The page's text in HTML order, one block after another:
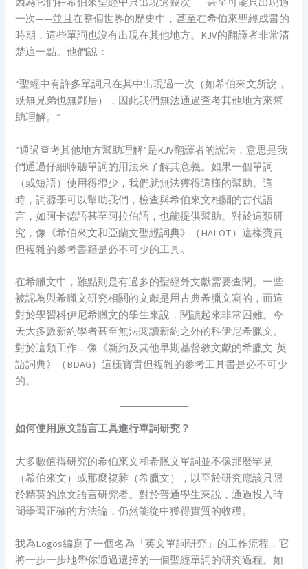
一次——並且在整個世界的歷史中，甚至在希伯來聖經成書的
時期，這些單詞也沒有出現在其他地方。KJV的翻譯者非常清
楚這一點。他們說：
“聖經中有許多單詞只在其中出現過一次（如希伯來文所說，
既無兄弟也無鄰居），因此我們無法通過查考其他地方來幫
助理解。”
“通過查考其他地方幫助理解”是KJV翻譯者的說法，意思是我
們通過仔細聆聽單詞的用法來了解其意義。如果一個單詞
（或短語）使用得很少，我們就無法獲得這樣的幫助。這
時，詞源學可以幫助我們，檢查與希伯來文相關的古代語
言，如阿卡德語甚至阿拉伯語，也能提供幫助。對於這類研
究，像《希伯來文和亞蘭文聖經詞典》（HALOT）這樣寶貴
但複雜的參考書籍是必不可少的工具。
在希臘文中，難點則是有過多的聖經外文獻需要查閱。一些
被認為與希臘文研究相關的文獻是用古典希臘文寫的，而這
對於學習科伊尼希臘文的學生來說，閱讀起來非常困難。今
天大多數新約學者甚至無法閱讀新約之外的科伊尼希臘文。
對於這類工作，像《新約及其他早期基督教文獻的希臘文-英
語詞典》（BDAG）這樣寶貴但複雜的參考工具書是必不可少
的。
如何使用原文語言工具進行單詞研究？
大多數值得研究的希伯來文和希臘文單詞並不像那麼罕見
（希伯來文）或那麼複雜（希臘文），以至於研究應該只限
於精英的原文語言研究者。對於普通學生來說，通過投入時
間學習正確的方法論，仍然能從中獲得實質的收穫。
我為Logos編寫了一個名為「英文單詞研究」的工作流程，它
將一步一步地帶你通過選擇的一個聖經單詞的研究過程。如